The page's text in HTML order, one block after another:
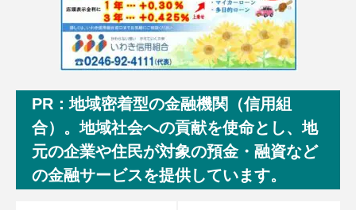
PR：地域密着型の金融機関（信用組
合）。地域社会への貢献を使命とし、地
元の企業や住民が対象の預金・融資など
の金融サービスを提供しています。